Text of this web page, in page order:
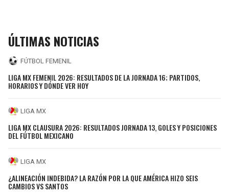
ÚLTIMAS NOTICIAS
FÚTBOL FEMENIL
LIGA MX FEMENIL 2026: RESULTADOS DE LA JORNADA 16; PARTIDOS,
HORARIOS Y DÓNDE VER HOY
LIGA MX
LIGA MX CLAUSURA 2026: RESULTADOS JORNADA 13, GOLES Y POSICIONES
DEL FÚTBOL MEXICANO
LIGA MX
¿ALINEACIÓN INDEBIDA? LA RAZÓN POR LA QUE AMÉRICA HIZO SEIS
CAMBIOS VS SANTOS